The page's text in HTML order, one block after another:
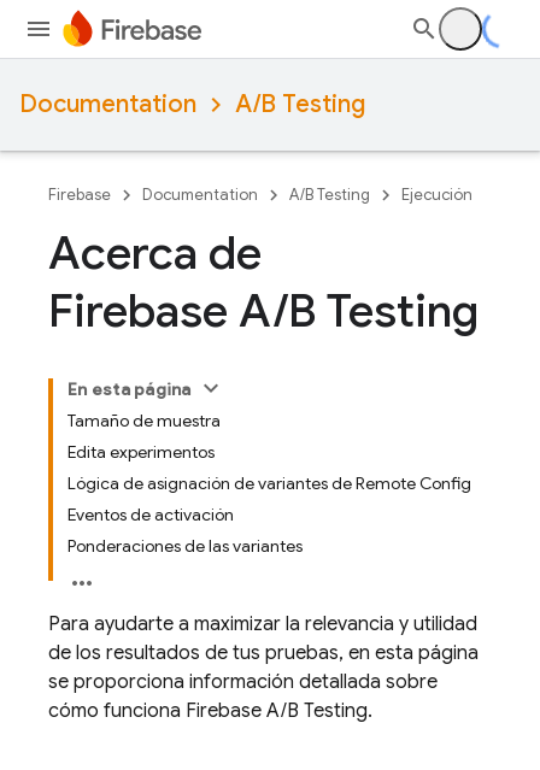
Documentation A/B Testing
Firebase Documentation A/B Testing Ejecución
Acerca de
Firebase A/B Testing
En esta página
Tamaño de muestra
Edita experimentos
Lógica de asignación de variantes de Remote Config
Eventos de activación
Ponderaciones de las variantes
Para ayudarte a maximizar la relevancia y utilidad
de los resultados de tus pruebas, en esta página
se proporciona información detallada sobre
cómo funciona Firebase A/B Testing.